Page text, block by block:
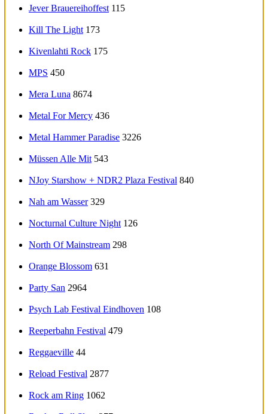
Jever Brauereihoffest 115
Kill The Light 173
Kivenlahti Rock 175
MPS 450
Mera Luna 8674
Metal For Mercy 436
Metal Hammer Paradise 3226
Müssen Alle Mit 543
NJoy Starshow + NDR2 Plaza Festival 840
Nah am Wasser 329
Nocturnal Culture Night 126
North Of Mainstream 298
Orange Blossom 631
Party San 2964
Psych Lab Festival Eindhoven 108
Reeperbahn Festival 479
Reggaeville 44
Reload Festival 2877
Rock am Ring 1062